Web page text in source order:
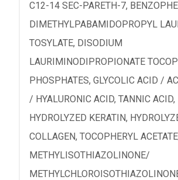
C12-14 SEC-PARETH-7,
DIMETHYLPABAMIDOPROPYL
TOSYLATE, DISODIUM
LAURIMINODIPROPIONATE
PHOSPHATES, GLYCOLIC ACID /
/ HYALURONIC ACID, TANNIC ACID,
HYDROLYZED KERATIN,
COLLAGEN, TOCOPHERYL
METHYLISOTHIAZOLINONE/